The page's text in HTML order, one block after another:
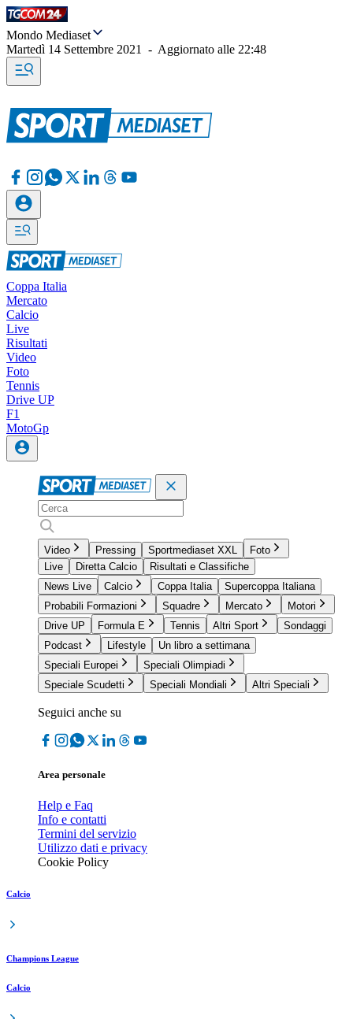
Mondo Mediaset
Martedì 14 Settembre 2021
- Aggiornato alle 22:48
Coppa Italia
Mercato
Calcio
Live
Risultati
Video
Foto
Tennis
Drive UP
F1
MotoGp
Video Pressing Sportmediaset XXL
Foto
Live
Diretta Calcio
Risultati e Classifiche
News Live
Calcio Coppa Italia
Supercoppa Italiana
Probabili Formazioni
Squadre Mercato
Motori
Drive UP
Formula E Tennis Altri Sport
Sondaggi
Podcast
Lifestyle
Un libro a settimana
Speciali Europei
Speciali Olimpiadi
Speciale Scudetti
Speciali Mondiali Altri Speciali
Seguici anche su
Area personale
Help e Faq
Info e contatti
Termini del servizio
Utilizzo dati e privacy
Cookie Policy
Calcio
Champions League
Calcio